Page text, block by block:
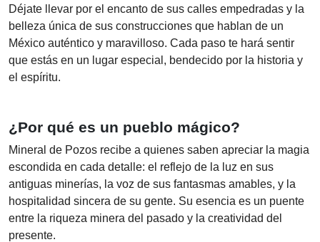
Déjate llevar por el encanto de sus calles empedradas y la
belleza única de sus construcciones que hablan de un
México auténtico y maravilloso. Cada paso te hará sentir
que estás en un lugar especial, bendecido por la historia y
el espíritu.
¿Por qué es un pueblo mágico?
Mineral de Pozos recibe a quienes saben apreciar la magia
escondida en cada detalle: el reflejo de la luz en sus
antiguas minerías, la voz de sus fantasmas amables, y la
hospitalidad sincera de su gente. Su esencia es un puente
entre la riqueza minera del pasado y la creatividad del
presente.